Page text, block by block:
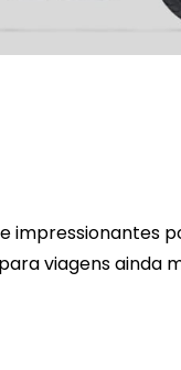
impressionantes
viagens ainda